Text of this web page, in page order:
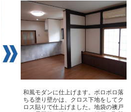
和風モダンに仕上げます。ボロボロ落
ちる塗り壁かは、クロス下地をしてク
ロス貼りで仕上げました。地袋の襖戸